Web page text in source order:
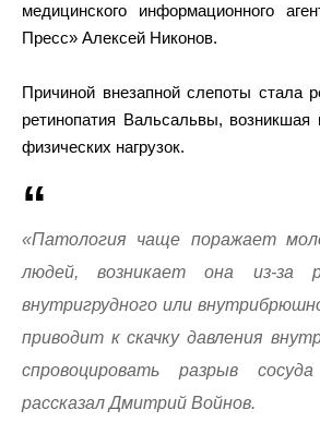
медицинского информационного
Пресс» Алексей Никонов.
Причиной внезапной слепоты стала
ретинопатия Вальсальвы, возникшая
физических нагрузок.
«Патология чаще поражает
людей, возникает она из-за
внутригрудного или
приводит к скачку давления
спровоцировать разрыв
рассказал Дмитрий Войнов.